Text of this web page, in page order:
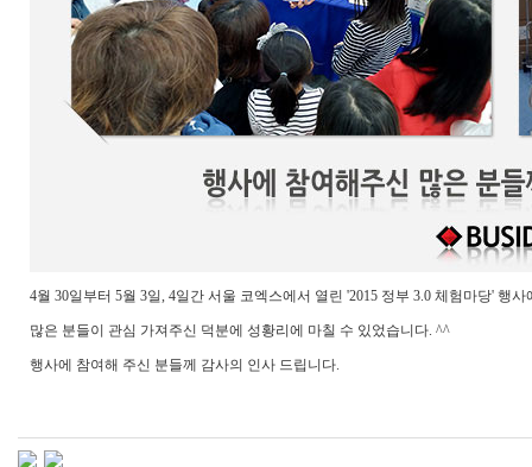
4월 30일부터 5월 3일, 4일간 서울 코엑스에서 열린 '2015 정부 3.0 체험마당' 행
많은 분들이 관심 가져주신 덕분에 성황리에 마칠 수 있었습니다. ^^
행사에 참여해 주신 분들께 감사의 인사 드립니다.